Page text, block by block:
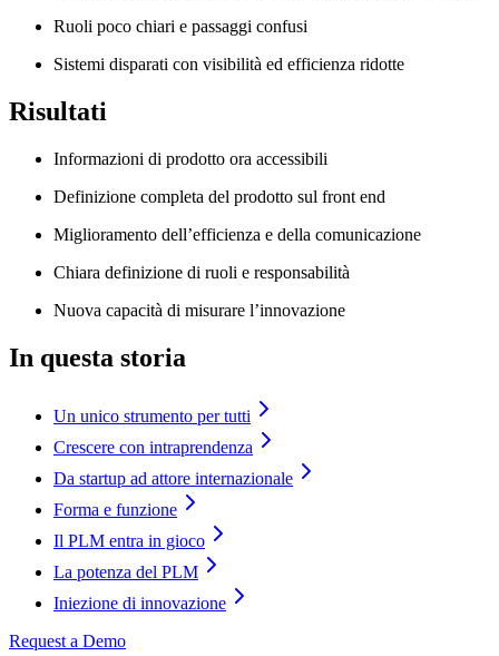
Ruoli poco chiari e passaggi confusi
Sistemi disparati con visibilità ed efficienza ridotte
Risultati
Informazioni di prodotto ora accessibili
Definizione completa del prodotto sul front end
Miglioramento dell’efficienza e della comunicazione
Chiara definizione di ruoli e responsabilità
Nuova capacità di misurare l’innovazione
In questa storia
Un unico strumento per tutti
Crescere con intraprendenza
Da startup ad attore internazionale
Forma e funzione
Il PLM entra in gioco
La potenza del PLM
Iniezione di innovazione
Request a Demo